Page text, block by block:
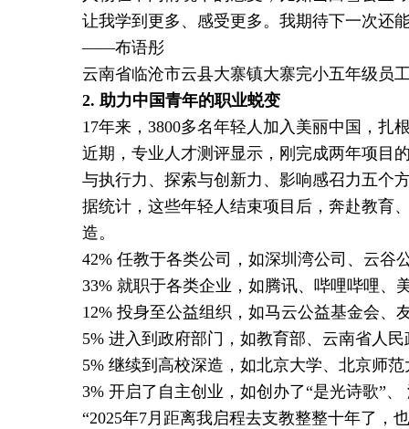
让我学到更多、感受更多。我期待下一次还
——布语彤
云南省临沧市云县大寨镇大寨完小五年级员
2. 助力中国青年的职业蜕变
17年来，3800多名年轻人加入美丽中国，扎
近期，专业人才测评显示，刚完成两年项目
与执行力、探索与创新力、影响感召力五个
据统计，这些年轻人结束项目后，奔赴教育
造。
42% 任教于各类公司，如深圳湾公司、云谷
33% 就职于各类企业，如腾讯、哔哩哔哩、
12% 投身至公益组织，如马云公益基金会、
5% 进入到政府部门，如教育部、云南省人
5% 继续到高校深造，如北京大学、北京师
3% 开启了自主创业，如创办了“是光诗歌”
“2025年7月距离我启程去支教整整十年了，